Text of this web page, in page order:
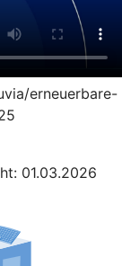
erneuerbare-
01.03.2026